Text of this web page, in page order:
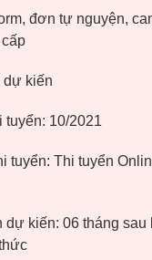
đơn tự nguyện,
dự kiến
tuyển: 10/2021
tuyển: Thi tuyển
dự kiến: 06 tháng sau